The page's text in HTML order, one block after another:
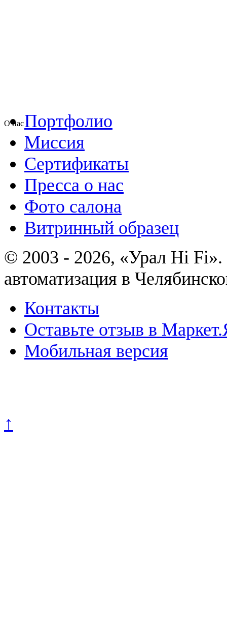
О насПортфолио
Миссия
Сертификаты
Пресса о нас
Фото салона
Витринный образец
© 2003 - 2026, «Урал Hi
автоматизация в
Контакты
Оставьте отзыв в
Мобильная версия
↑